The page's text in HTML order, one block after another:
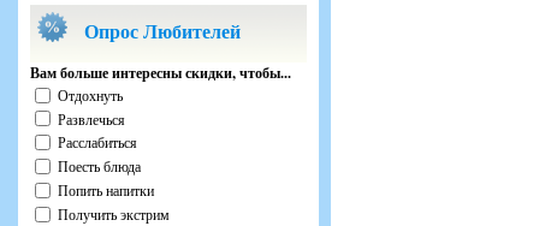
Опрос Любителей
Вам больше интересны скидки, чтобы...
Отдохнуть
Развлечься
Расслабиться
Поесть блюда
Попить напитки
Получить экстрим